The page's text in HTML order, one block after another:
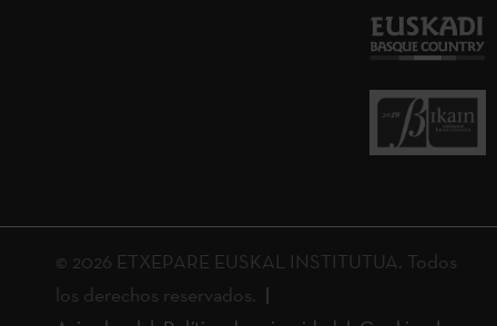
© 2026 ETXEPARE EUSKAL INSTITUTUA. Todos
los derechos reservados.